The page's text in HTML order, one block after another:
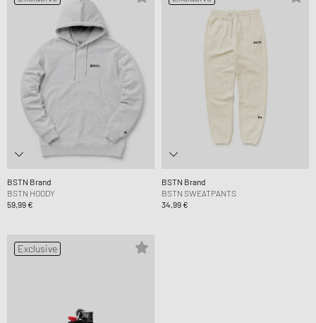
BSTN Brand
BSTN HOODY
59,99 €
BSTN Brand
BSTN SWEATPANTS
34,99 €
Exclusive